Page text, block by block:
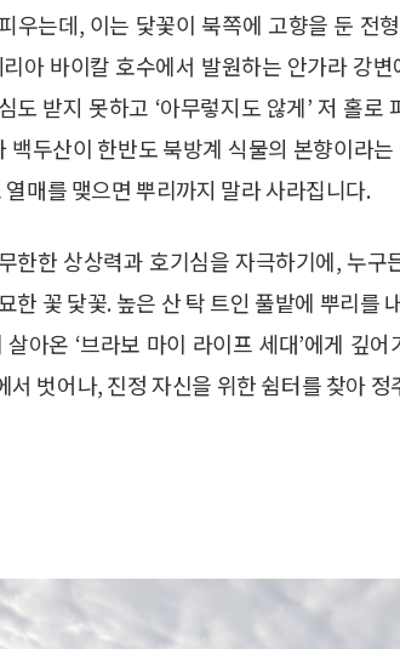
우는데, 이는 닻꽃이 북쪽에 고향을 둔 전
아 바이칼 호수에서 발원하는 안가라 강
도 받지 못하고 ‘아무렇지도 않게’ 저 홀로
두산이 한반도 북방계 식물의 본향이라
매를 맺으면 뿌리까지 말라 사라집니다.
한한 상상력과 호기심을 자극하기에, 누구
한 꽃 닻꽃. 높은 산 탁 트인 풀밭에 뿌리를
아온 ‘브라보 마이 라이프 세대’에게 깊
서 벗어나, 진정 자신을 위한 쉼터를 찾아